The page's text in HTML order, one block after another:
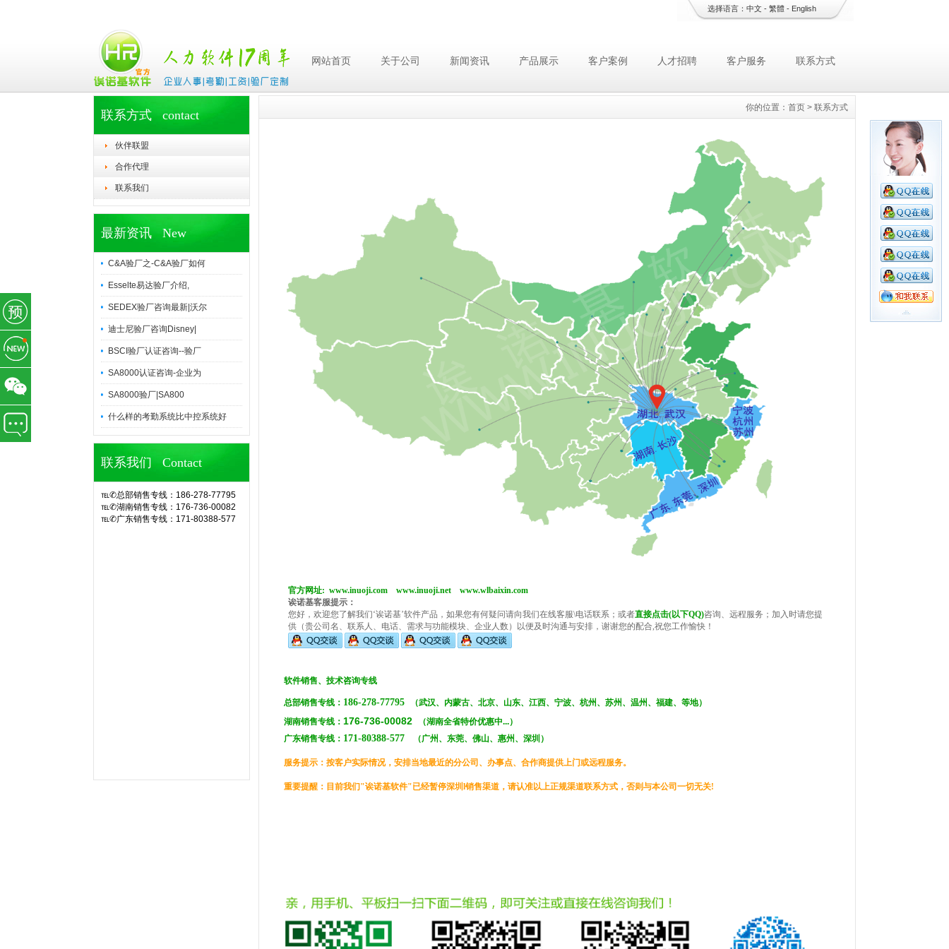
选择语言： 中文- 繁體- English
网站首页 关于公司 新闻资讯 产品展示 客户案例 人才招聘 客户服务 联系方式
联系方式 contact
伙伴联盟
合作代理
联系我们
最新资讯 New
C&A验厂之-C&A验厂如何
Esselte易达验厂介绍,
SEDEX验厂咨询最新|沃尔
迪士尼验厂咨询Disney|
BSCI验厂认证咨询--验厂
SA8000认证咨询-企业为
SA8000验厂|SA800
什么样的考勤系统比中控系统好
联系我们 Contact
℡✆总部销售专线：186-278-77795
℡✆湖南销售专线：176-736-00082
℡✆广东销售专线：171-80388-577
你的位置： 首页 > 联系方式
官方网址: www.inuoji.com www.inuoji.net
www.wlbaixin.com
诶诺基客服提示：
您好，欢迎您了解我们‘诶诺基’软件产品，如果您有何疑问请向我们在线客服\电话联系；或者直接点击(以下QQ)咨询、远程服务；加入时请您提
供（贵公司名、联系人、电话、需求与功能模块、企业人数）以便及时沟通与安排，谢谢您的配合,祝您工作愉快！
软件销售、技术咨询专线
总部销售专线： 186-278-77795 （武汉、 内蒙古、北京、 山东、 江西、宁波、杭州、苏州、温州、福建、等地）
湖南销售专线： 176-736-00082
（湖南全省特价优惠中...）
广东销售专线： 171-80388-577 （广州、东莞、佛山、惠州、深圳）
服务提示 ：按客户实际情况，安排当地最近的分公司、办事点、合作商提供上门或远程服务。
重要提醒：目前我们"诶诺基软件"已经暂停深圳l销售渠道，请认准以上正规渠道联系方式，否则与本公司一切无关!